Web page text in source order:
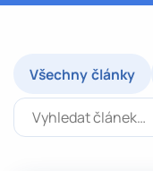
Všechny články
Vyhledat článek